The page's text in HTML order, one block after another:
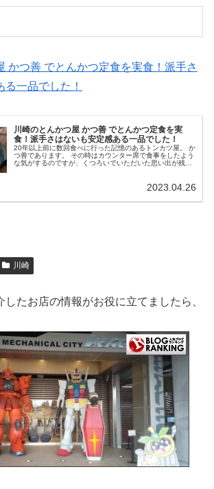
かつ善 でとんかつ定食を実食！派手さ
一品でした！
川崎のとんかつ屋 かつ善 でとんかつ定食を実
食！派手さはないも安定感ある一品でした！
20年以上前に数回食べに行った記憶のあるトンカツ屋。 か
つ善であります。 その時はカウンター席で食事をしたよう
な気がするのですが、くつろいでいただいた思い出が残っ
2023.04.26
川崎
たお店の情報がお役に立てましたら、